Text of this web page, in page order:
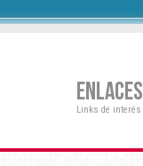
ENLACES
Links de interés